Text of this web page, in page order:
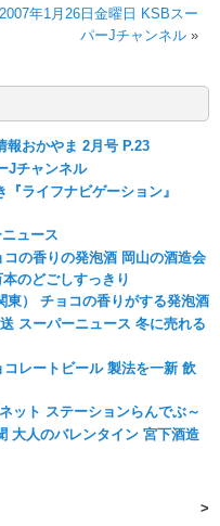
2007年1月26日金曜日 KSBスー
パーJチャンネル »
報おかやま 2月号 P.23
Jチャンネル
ライフナビゲーション』
ュース
の香りの発泡酒 岡山の酒造会
のどごしすっきり
東） チョコの香りがする発泡酒
スーパーニュース 冬に売れる
レートビール 製法を一新 飲
ット ステーションらんでぶ～
大人のバレンタイン 宮下酒造